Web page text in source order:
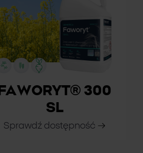
FAWORYT® 300
SL
Sprawdź dostępność